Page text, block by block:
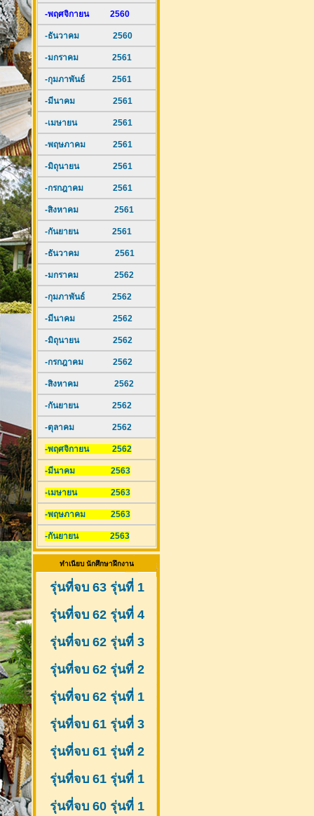
-พฤศจิกายน 2560
-ธันวาคม 2560
-มกราคม 2561
-กุมภาพันธ์ 2561
-มีนาคม 2561
-เมษายน 2561
-พฤษภาคม 2561
-มิถุนายน 2561
-กรกฎาคม 2561
-สิงหาคม 2561
-กันยายน 2561
-ธันวาคม 2561
-มกราคม 2562
-กุมภาพันธ์ 2562
-มีนาคม 2562
-มิถุนายน 2562
-กรกฎาคม 2562
-สิงหาคม 2562
-กันยายน 2562
-ตุลาคม 2562
-พฤศจิกายน 2562
-มีนาคม 2563
-เมษายน 2563
-พฤษภาคม 2563
-กันยายน 2563
ทำเนียบ นักศึกษาฝึกงาน
รุ่นที่จบ 63 รุ่นที่ 1
รุ่นที่จบ 62 รุ่นที่ 4
รุ่นที่จบ 62 รุ่นที่ 3
รุ่นที่จบ 62 รุ่นที่ 2
รุ่นที่จบ 62 รุ่นที่ 1
รุ่นที่จบ 61 รุ่นที่ 3
รุ่นที่จบ 61 รุ่นที่ 2
รุ่นที่จบ 61รุ่นที่ 1
รุ่นที่จบ 60 รุ่นที่ 1